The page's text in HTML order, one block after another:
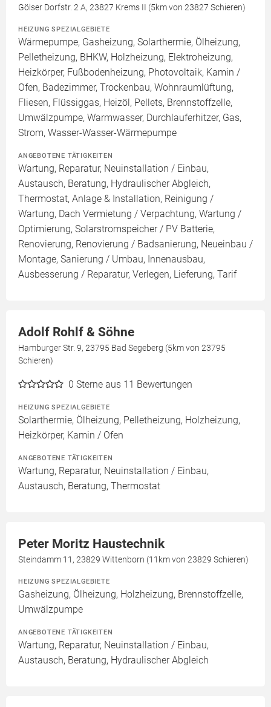
Gölser Dorfstr. 2 A, 23827 Krems II (5km von 23827 Schieren)
HEIZUNG SPEZIALGEBIETE
Wärmepumpe, Gasheizung, Solarthermie, Ölheizung,
Pelletheizung, BHKW, Holzheizung, Elektroheizung,
Heizkörper, Fußbodenheizung, Photovoltaik, Kamin /
Ofen, Badezimmer, Trockenbau, Wohnraumlüftung,
Fliesen, Flüssiggas, Heizöl, Pellets, Brennstoffzelle,
Umwälzpumpe, Warmwasser, Durchlauferhitzer, Gas,
Strom, Wasser-Wasser-Wärmepumpe
ANGEBOTENE TÄTIGKEITEN
Wartung, Reparatur, Neuinstallation / Einbau,
Austausch, Beratung, Hydraulischer Abgleich,
Thermostat, Anlage & Installation, Reinigung /
Wartung, Dach Vermietung / Verpachtung, Wartung /
Optimierung, Solarstromspeicher / PV Batterie,
Renovierung, Renovierung / Badsanierung, Neueinbau /
Montage, Sanierung / Umbau, Innenausbau,
Ausbesserung / Reparatur, Verlegen, Lieferung, Tarif
Adolf Rohlf & Söhne
Hamburger Str. 9, 23795 Bad Segeberg (5km von 23795
Schieren)
0 Sterne aus 11 Bewertungen
HEIZUNG SPEZIALGEBIETE
Solarthermie, Ölheizung, Pelletheizung, Holzheizung,
Heizkörper, Kamin / Ofen
ANGEBOTENE TÄTIGKEITEN
Wartung, Reparatur, Neuinstallation / Einbau,
Austausch, Beratung, Thermostat
Peter Moritz Haustechnik
Steindamm 11, 23829 Wittenborn (11km von 23829 Schieren)
HEIZUNG SPEZIALGEBIETE
Gasheizung, Ölheizung, Holzheizung, Brennstoffzelle,
Umwälzpumpe
ANGEBOTENE TÄTIGKEITEN
Wartung, Reparatur, Neuinstallation / Einbau,
Austausch, Beratung, Hydraulischer Abgleich